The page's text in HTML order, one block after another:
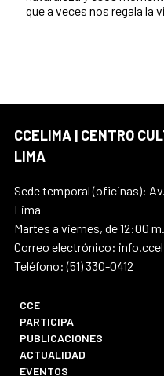
que a veces nos regala la
CCELIMA | CENTRO
LIMA
Sede temporal (oficinas):
Lima
Martes a viernes, de 12:00
Correo electrónico:
Teléfono: (51) 330-0412
CCE
PARTICIPA
PUBLICACIONES
ACTUALIDAD
EVENTOS